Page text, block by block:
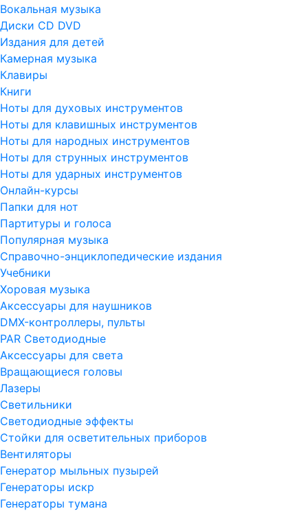
Вокальная музыка
Диски CD DVD
Издания для детей
Камерная музыка
Клавиры
Книги
Ноты для духовых инструментов
Ноты для клавишных инструментов
Ноты для народных инструментов
Ноты для струнных инструментов
Ноты для ударных инструментов
Онлайн-курсы
Папки для нот
Партитуры и голоса
Популярная музыка
Справочно-энциклопедические издания
Учебники
Хоровая музыка
Аксессуары для наушников
DMX-контроллеры, пульты
PAR Светодиодные
Аксессуары для света
Вращающиеся головы
Лазеры
Светильники
Светодиодные эффекты
Стойки для осветительных приборов
Вентиляторы
Генератор мыльных пузырей
Генераторы искр
Генераторы тумана